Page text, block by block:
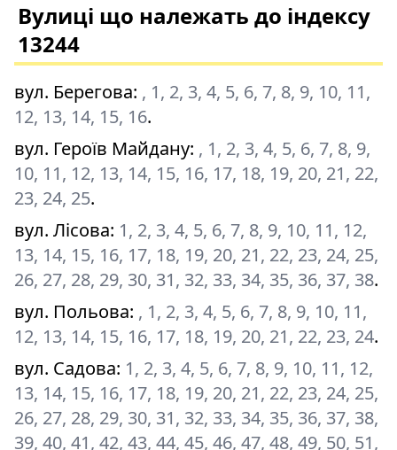
Вулиці що належать до індексу
13244
вул. Берегова: , 1, 2, 3, 4, 5, 6, 7, 8, 9, 10, 11,
12, 13, 14, 15, 16.
вул. Героїв Майдану: , 1, 2, 3, 4, 5, 6, 7, 8, 9,
10, 11, 12, 13, 14, 15, 16, 17, 18, 19, 20, 21, 22,
23, 24, 25.
вул. Лісова: 1, 2, 3, 4, 5, 6, 7, 8, 9, 10, 11, 12,
13, 14, 15, 16, 17, 18, 19, 20, 21, 22, 23, 24, 25,
26, 27, 28, 29, 30, 31, 32, 33, 34, 35, 36, 37, 38.
вул. Польова: , 1, 2, 3, 4, 5, 6, 7, 8, 9, 10, 11,
12, 13, 14, 15, 16, 17, 18, 19, 20, 21, 22, 23, 24.
вул. Садова: 1, 2, 3, 4, 5, 6, 7, 8, 9, 10, 11, 12,
13, 14, 15, 16, 17, 18, 19, 20, 21, 22, 23, 24, 25,
26, 27, 28, 29, 30, 31, 32, 33, 34, 35, 36, 37, 38,
39, 40, 41, 42, 43, 44, 45, 46, 47, 48, 49, 50, 51,